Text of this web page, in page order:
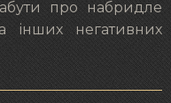
про набридле
інших негативних